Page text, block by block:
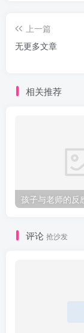
上一篇
无更多文章
相关推荐
评论 抢沙发